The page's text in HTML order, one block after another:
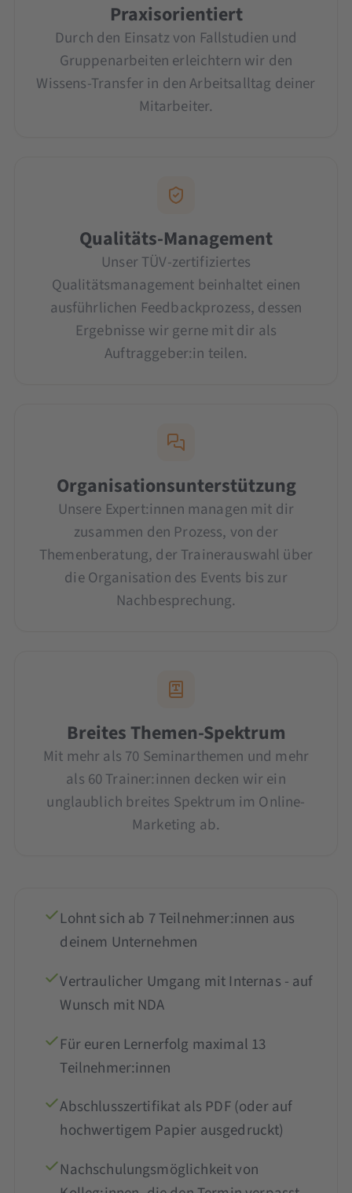
Praxisorientiert
Durch den Einsatz von Fallstudien und
Gruppenarbeiten erleichtern wir den
Wissens-Transfer in den Arbeitsalltag deiner
Mitarbeiter.
Qualitäts-Management
Unser TÜV-zertifiziertes
Qualitätsmanagement beinhaltet einen
ausführlichen Feedbackprozess, dessen
Ergebnisse wir gerne mit dir als
Auftraggeber:in teilen.
Organisationsunterstützung
Unsere Expert:innen managen mit dir
zusammen den Prozess, von der
Themenberatung, der Trainerauswahl über
die Organisation des Events bis zur
Nachbesprechung.
Breites Themen-Spektrum
Mit mehr als 70 Seminarthemen und mehr
als 60 Trainer:innen decken wir ein
unglaublich breites Spektrum im Online-
Marketing ab.
Lohnt sich ab 7 Teilnehmer:innen aus
deinem Unternehmen
Vertraulicher Umgang mit Internas - auf
Wunsch mit NDA
Für euren Lernerfolg maximal 13
Teilnehmer:innen
Abschlusszertifikat als PDF (oder auf
hochwertigem Papier ausgedruckt)
Nachschulungsmöglichkeit von